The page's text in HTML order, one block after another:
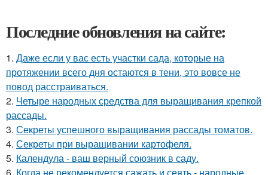
Последние обновления на сайте:
1. Даже если у вас есть участки сада, которые на
протяжении всего дня остаются в тени, это вовсе не
повод расстраиваться.
2. Четыре народных средства для выращивания крепкой
рассады.
3. Секреты успешного выращивания рассады томатов.
4. Секреты при выращивании картофеля.
5. Календула - ваш верный союзник в саду.
6. Когда не рекомендуется сажать и сеять - народные